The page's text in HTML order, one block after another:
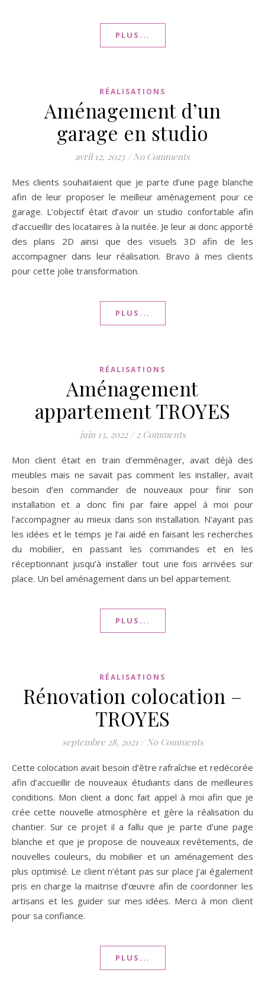
PLUS...
RÉALISATIONS
Aménagement d’un
garage en studio
avril 12, 2023 / No Comments
Mes clients souhaitaient que je parte d’une page blanche
afin de leur proposer le meilleur aménagement pour ce
garage. L’objectif était d’avoir un studio confortable afin
d’accueillir des locataires à la nuitée. Je leur ai donc apporté
des plans 2D ainsi que des visuels 3D afin de les
accompagner dans leur réalisation. Bravo à mes clients
pour cette jolie transformation.
PLUS...
RÉALISATIONS
Aménagement
appartement TROYES
juin 13, 2022 / 2 Comments
Mon client était en train d’emménager, avait déjà des
meubles mais ne savait pas comment les installer, avait
besoin d’en commander de nouveaux pour finir son
installation et a donc fini par faire appel à moi pour
l’accompagner au mieux dans son installation. N’ayant pas
les idées et le temps je l’ai aidé en faisant les recherches
du mobilier, en passant les commandes et en les
réceptionnant jusqu’à installer tout une fois arrivées sur
place. Un bel aménagement dans un bel appartement.
PLUS...
RÉALISATIONS
Rénovation colocation –
TROYES
septembre 28, 2021 / No Comments
Cette colocation avait besoin d’être rafraîchie et redécorée
afin d’accueillir de nouveaux étudiants dans de meilleures
conditions. Mon client a donc fait appel à moi afin que je
crée cette nouvelle atmosphère et gère la réalisation du
chantier. Sur ce projet il a fallu que je parte d’une page
blanche et que je propose de nouveaux revêtements, de
nouvelles couleurs, du mobilier et un aménagement des
plus optimisé. Le client n’étant pas sur place j’ai également
pris en charge la maitrise d’œuvre afin de coordonner les
artisans et les guider sur mes idées. Merci à mon client
pour sa confiance.
PLUS...